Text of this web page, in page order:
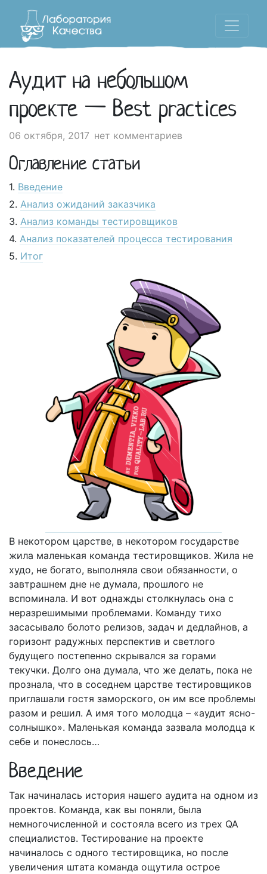
Аудит на небольшом
проекте — Best practices
06 октября, 2017 нет комментариев
Оглавление статьи
Введение
Анализ ожиданий заказчика
Анализ команды тестировщиков
Анализ показателей процесса тестирования
Итог
В некотором царстве, в некотором государстве
жила маленькая команда тестировщиков. Жила не
худо, не богато, выполняла свои обязанности, о
завтрашнем дне не думала, прошлого не
вспоминала. И вот однажды столкнулась она с
неразрешимыми проблемами. Команду тихо
засасывало болото релизов, задач и дедлайнов, а
горизонт радужных перспектив и светлого
будущего постепенно скрывался за горами
текучки. Долго она думала, что же делать, пока не
прознала, что в соседнем царстве тестировщиков
приглашали гостя заморского, он им все проблемы
разом и решил. А имя того молодца – «аудит ясно-
солнышко». Маленькая команда зазвала молодца к
себе и понеслось…
Введение
Так начиналась история нашего аудита на одном из
проектов. Команда, как вы поняли, была
немногочисленной и состояла всего из трех QA
специалистов. Тестирование на проекте
начиналось с одного тестировщика, но после
увеличения штата команда ощутила острое